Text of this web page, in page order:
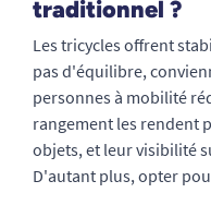
traditionnel ?
Les tricycles offrent
pas d'équilibre,
personnes à mobilité
rangement les rendent
objets, et leur visibilité
D'autant plus, opter